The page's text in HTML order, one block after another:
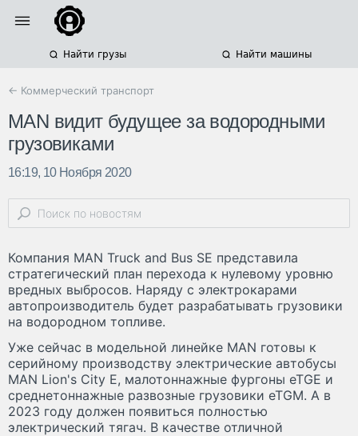
Найти грузы Найти машины
← Коммерческий транспорт
MAN видит будущее за водородными
грузовиками
16:19, 10 Ноября 2020
Компания MAN Truck and Bus SE представила
стратегический план перехода к нулевому уровню
вредных выбросов. Наряду с электрокарами
автопроизводитель будет разрабатывать грузовики
на водородном топливе.
Уже сейчас в модельной линейке MAN готовы к
серийному производству электрические автобусы
MAN Lion's City E, малотоннажные фургоны eTGE и
среднетоннажные развозные грузовики eTGM. А в
2023 году должен появиться полностью
электрический тягач. В качестве отличной